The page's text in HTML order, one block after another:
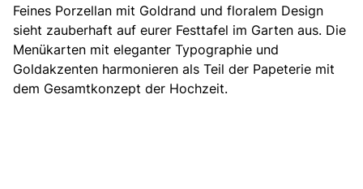
Feines Porzellan mit Goldrand und floralem Design
sieht zauberhaft auf eurer Festtafel im Garten aus. Die
Menükarten mit eleganter Typographie und
Goldakzenten harmonieren als Teil der Papeterie mit
dem Gesamtkonzept der Hochzeit.